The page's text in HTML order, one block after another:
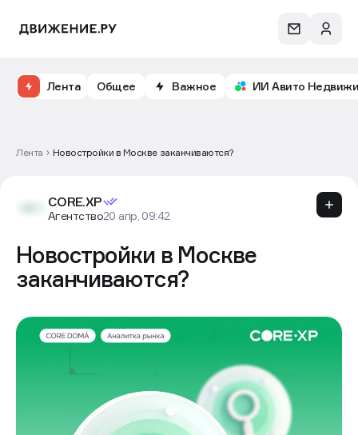
Лента Общее Важное ИИ Авито
Лента Новостройки в Москве заканчиваются?
CORE.XP
Агентство20 апр, 09:42
Новостройки в Москве
заканчиваются?